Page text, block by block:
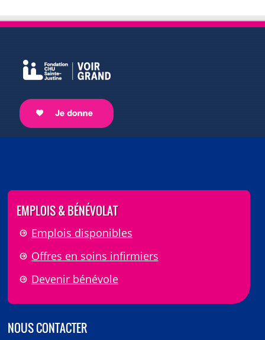
EMPLOIS & BÉNÉVOLAT
Emplois disponibles
Offres en soins infirmiers
Devenir bénévole
NOUS CONTACTER